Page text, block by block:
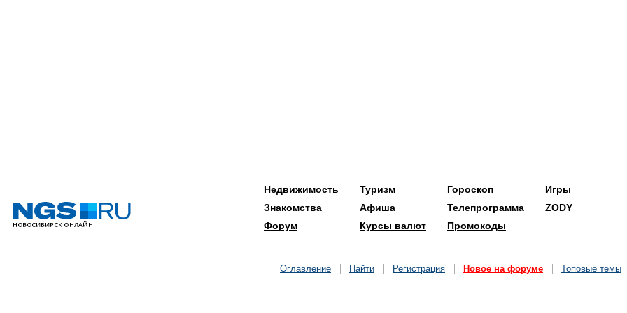
Недвижимость
Знакомства
Форум
Туризм
Афиша
Курсы валют
Гороскоп
Телепрограмма
Промокоды
Игры
ZODY
Оглавление Найти Регистрация Новое на форуме Топовые темы